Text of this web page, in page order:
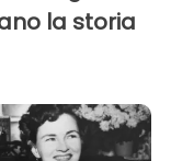
la storia